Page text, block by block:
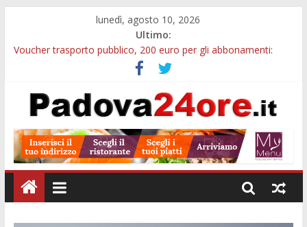
lunedì, agosto 10, 2026
Ultimo:
Voucher trasporto pubblico, 200 euro per gli abbonamenti:
domande entro il 31 agosto
Premi di laurea Unipd, ad agosto scadono bandi fino a 3.290
euro per giovani studiosi
Villa Vanna, dove ogni bambino può brillare: l’estate inclusiva
Notizie di Padova alle ore 10: mobilità comunale, Camera di
Commercio e bus sui Colli
I 39 scalini a Padova, il thriller di Hitchcock diventa commedia
all’Odeo Cornaro